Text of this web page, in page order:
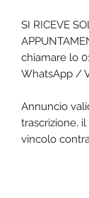
SI RICEVE
chiamare lo
WhatsApp /
Annuncio
trascrizione,
vincolo